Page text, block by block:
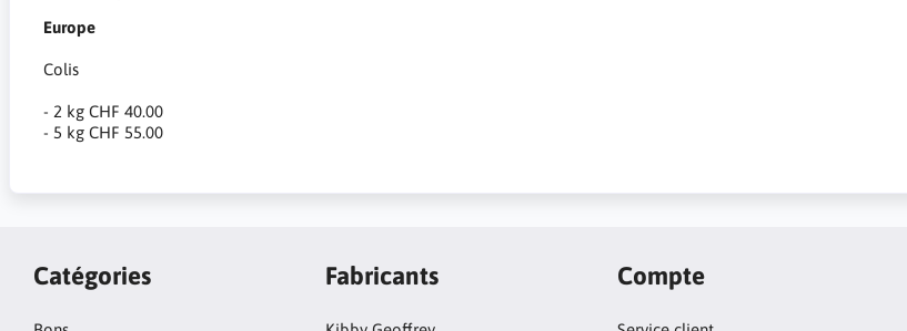
Europe
Colis
- 2 kg CHF 40.00
- 5 kg CHF 55.00
Catégories Fabricants Compte